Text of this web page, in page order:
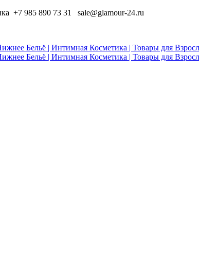
+7 985 890 73 31 sale@glamour-24.ru